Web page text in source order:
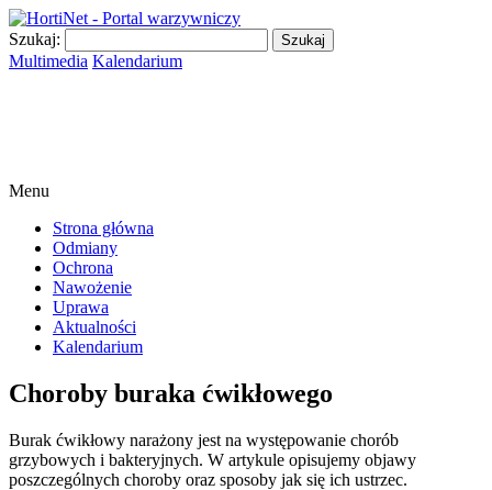
Szukaj:
Multimedia Kalendarium
Menu
Strona główna
Odmiany
Ochrona
Nawożenie
Uprawa
Aktualności
Kalendarium
Choroby buraka ćwikłowego
Burak ćwikłowy narażony jest na występowanie chorób
grzybowych i bakteryjnych. W artykule opisujemy objawy
poszczególnych choroby oraz sposoby jak się ich ustrzec.